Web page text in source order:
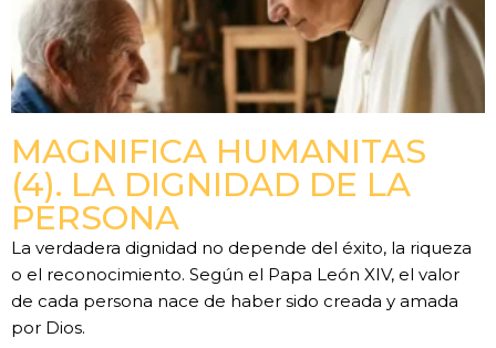
MAGNIFICA HUMANITAS
(4). LA DIGNIDAD DE LA
PERSONA
La verdadera dignidad no depende del éxito, la riqueza
o el reconocimiento. Según el Papa León XIV, el valor
de cada persona nace de haber sido creada y amada
por Dios.